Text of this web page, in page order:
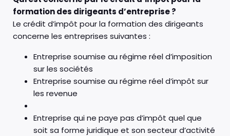
formation des dirigeants d’entreprise ?
Le crédit d’impôt pour la formation des dirigeants
concerne les entreprises suivantes :
Entreprise soumise au régime réel d’imposition
sur les sociétés
Entreprise soumise au régime réel d’impôt sur
les revenue
Entreprise qui ne paye pas d’impôt quel que
soit sa forme juridique et son secteur d’activité